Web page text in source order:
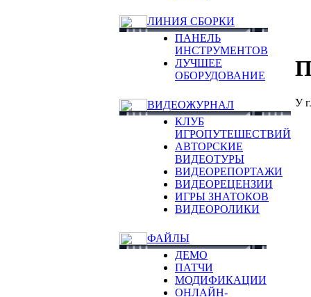
ЛИНИЯ СБОРКИ
ПАНЕЛЬ
ИНСТРУМЕНТОВ
ЛУЧШЕЕ
ОБОРУДОВАНИЕ
ВИДЕОЖУРНАЛ
КЛУБ
ИГРОПУТЕШЕСТВИЙ
АВТОРСКИЕ
ВИДЕОТУРЫ
ВИДЕОРЕПОРТАЖИ
ВИДЕОРЕЦЕНЗИИ
ИГРЫ ЗНАТОКОВ
ВИДЕОРОЛИКИ
ФАЙЛЫ
ДЕМО
ПАТЧИ
МОДИФИКАЦИИ
ОНЛАЙН-
У